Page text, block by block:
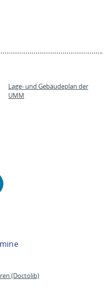
Lage- und Gebäudeplan der
UMM
(Doctolib)